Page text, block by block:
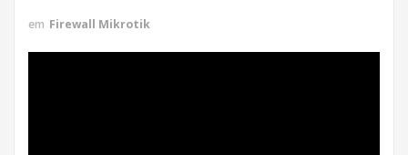
em Firewall Mikrotik